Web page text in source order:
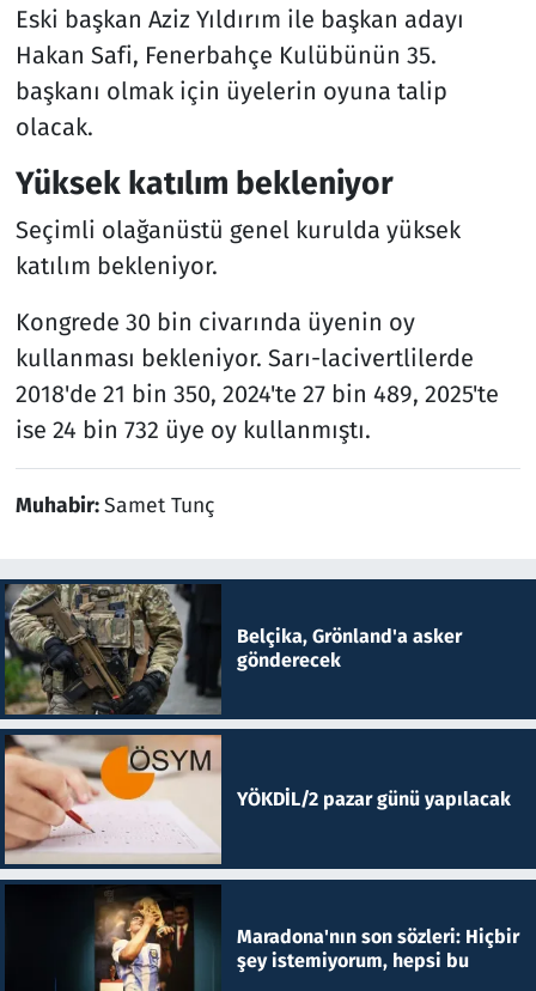
Eski başkan Aziz Yıldırım ile başkan adayı
Hakan Safi, Fenerbahçe Kulübünün 35.
başkanı olmak için üyelerin oyuna talip
olacak.
Yüksek katılım bekleniyor
Seçimli olağanüstü genel kurulda yüksek
katılım bekleniyor.
Kongrede 30 bin civarında üyenin oy
kullanması bekleniyor. Sarı-lacivertlilerde
2018'de 21 bin 350, 2024'te 27 bin 489, 2025'te
ise 24 bin 732 üye oy kullanmıştı.
Muhabir:Samet Tunç
Belçika, Grönland'a asker
gönderecek
YÖKDİL/2 pazar günü yapılacak
Maradona'nın son sözleri: Hiçbir
şey istemiyorum, hepsi bu